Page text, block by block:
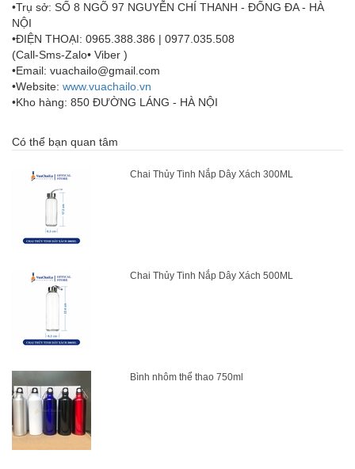
•Trụ sở: SỐ 8 NGÕ 97 NGUYỄN CHÍ THANH - ĐỐNG ĐA - HÀ
NỘI
•ĐIỆN THOẠI: 0965.388.386 | 0977.035.508
(Call-Sms-Zalo• Viber )
•Email: vuachailo@gmail.com
•Website: www.vuachailo.vn
•Kho hàng: 850 ĐƯỜNG LÁNG - HÀ NỘI
Có thể bạn quan tâm
Chai Thủy Tinh Nắp Dây Xách 300ML
Chai Thủy Tinh Nắp Dây Xách 500ML
Bình nhôm thể thao 750ml